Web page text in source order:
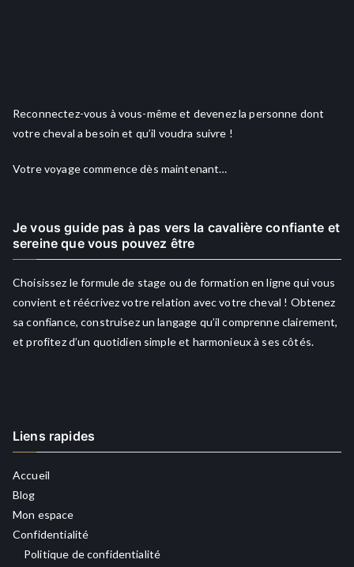
Reconnectez-vous à vous-même et devenez la personne dont
votre cheval a besoin et qu’il voudra suivre !
Votre voyage commence dès maintenant…
Je vous guide pas à pas vers la cavalière confiante et
sereine que vous pouvez être
Choisissez le formule de stage ou de formation en ligne qui vous
convient et réécrivez votre relation avec votre cheval ! Obtenez
sa confiance, construisez un langage qu’il comprenne clairement,
et profitez d’un quotidien simple et harmonieux à ses côtés.
Liens rapides
Accueil
Blog
Mon espace
Confidentialité
Politique de confidentialité